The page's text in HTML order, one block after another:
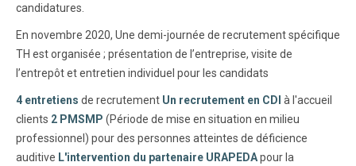
candidatures.
En novembre 2020, Une demi-journée de recrutement spécifique
TH est organisée ; présentation de l’entreprise, visite de
l’entrepôt et entretien individuel pour les candidats
4 entretiens de recrutement Un recrutement en CDI à l'accueil
clients 2 PMSMP (Période de mise en situation en milieu
professionnel) pour des personnes atteintes de déficience
auditive L'intervention du partenaire URAPEDApour la